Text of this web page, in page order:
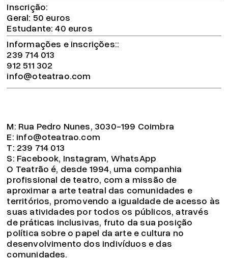
Inscrição
Geral: 50 euros
Estudante: 40 euros
Informações e inscrições:
239 714 013
912 511 302
info@oteatrao.com
M: Rua Pedro Nunes, 3030-199 Coimbra
E: info@oteatrao.com
T: 239 714 013
S: Facebook, Instagram, WhatsApp
O Teatrão é, desde 1994, uma companhia
profissional de teatro, com a missão de
aproximar a arte teatral das comunidades e
territórios, promovendo a igualdade de acesso às
suas atividades por todos os públicos, através
de práticas inclusivas, fruto da sua posição
política sobre o papel da arte e cultura no
desenvolvimento dos indivíduos e das
comunidades.